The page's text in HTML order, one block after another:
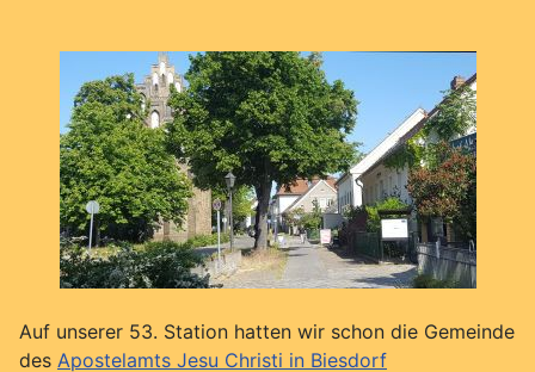
Auf unserer 53. Station hatten wir schon die Gemeinde
des Apostelamts Jesu Christi in Biesdorf